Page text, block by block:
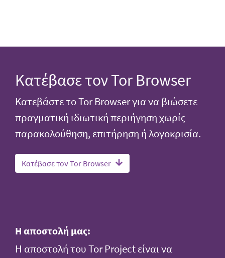
Κατέβασε τον Tor Browser
Κατεβάστε το Tor Browser για να βιώσετε
πραγματική ιδιωτική περιήγηση χωρίς
παρακολούθηση, επιτήρηση ή λογοκρισία.
Κατέβασε τον Tor Browser
Η αποστολή μας:
Η αποστολή του Tor Project είναι να